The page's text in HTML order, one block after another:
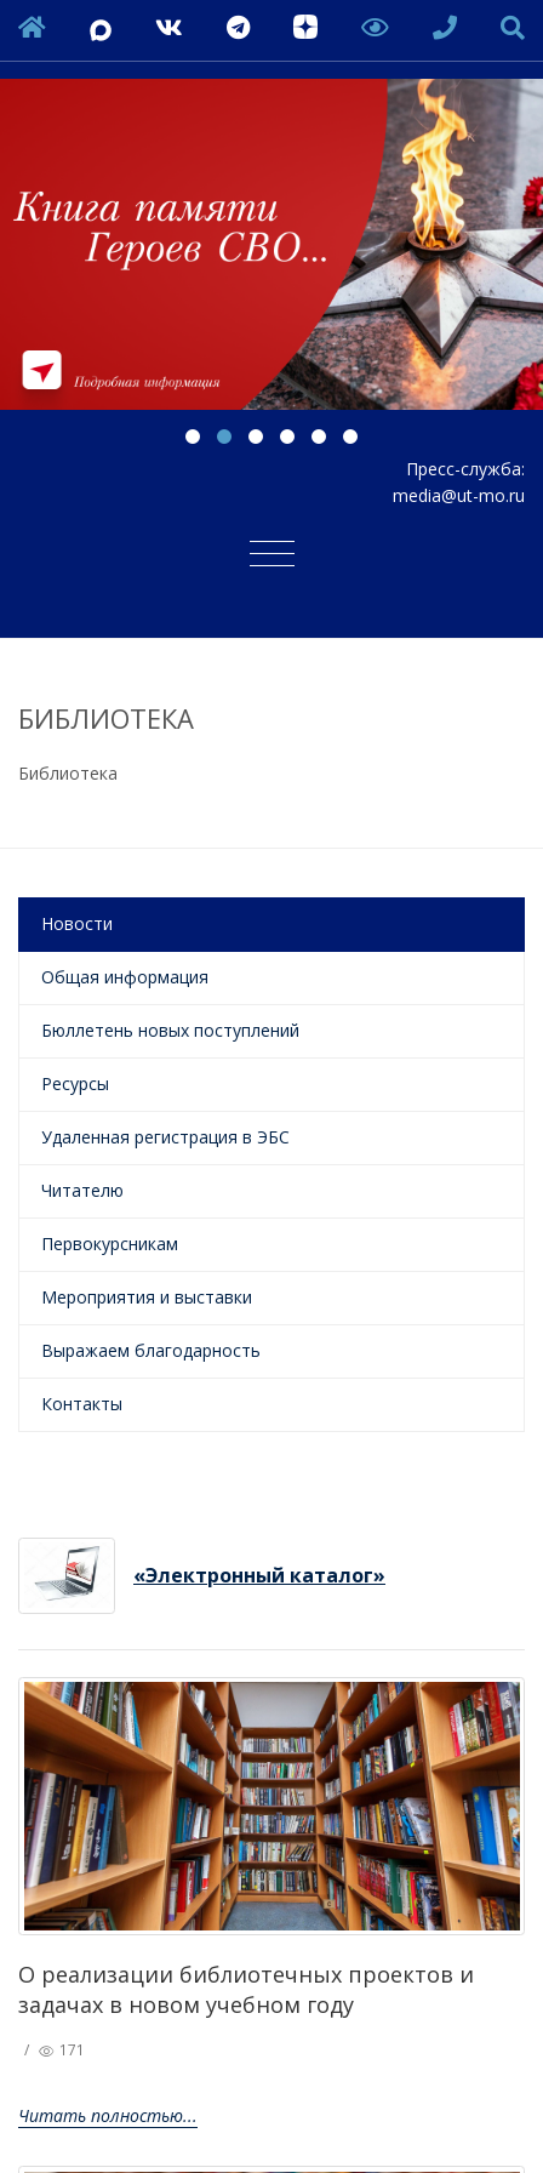
Пресс-служба:
media@ut-mo.ru
БИБЛИОТЕКА
Библиотека
Новости
Общая информация
Бюллетень новых поступлений
Ресурсы
Удаленная регистрация в ЭБС
Читателю
Первокурсникам
Мероприятия и выставки
Выражаем благодарность
Контакты
«Электронный каталог»
О реализации библиотечных проектов и
задачах в новом учебном году
/ 171
Читать полностью...